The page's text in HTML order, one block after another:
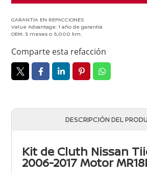
1.8
2006-
cantidad
GARANTÍA EN REFACCIONES
Value Advantage: 1 año de garantía
OEM: 3 meses o 5,000 km.
Comparte esta refacción
DESCRIPCIÓN DEL
Kit de Cluth Nissan
2006-2017 Motor